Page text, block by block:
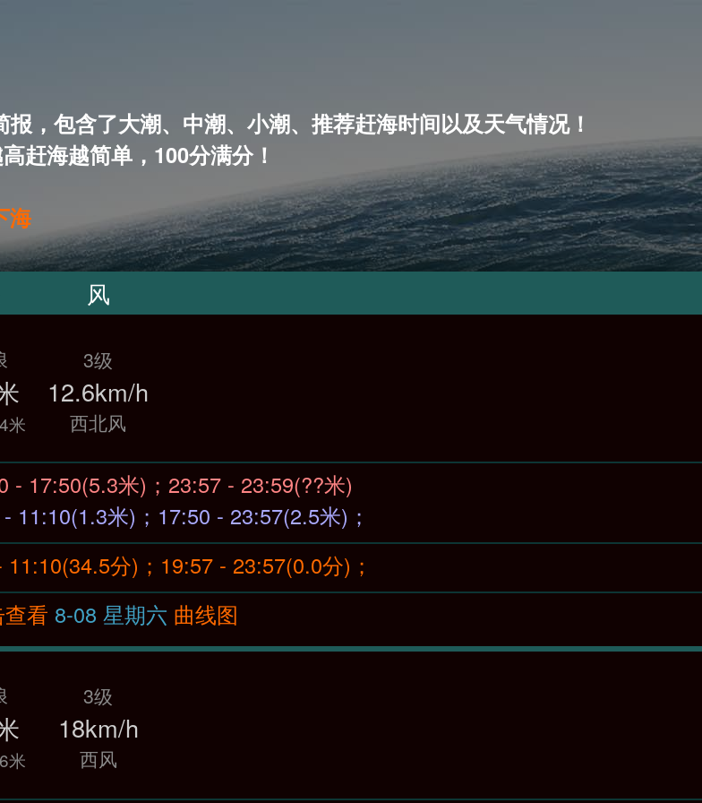
报，包含了大潮、中潮、小潮、推荐赶海时间以及天气情况！
赶海越简单，100分满分！
海
风
米
3级
12.6km/h
西北风
间： 11:10 - 17:50(5.3米)；23:57 - 23:59(??米)
： 04:18 - 11:10(1.3米)；17:50 - 23:57(2.5米)；
分)；19:57 - 23:57(0.0分)；
查看
8-08 星期六 曲线图
米
3级
18km/h
西风